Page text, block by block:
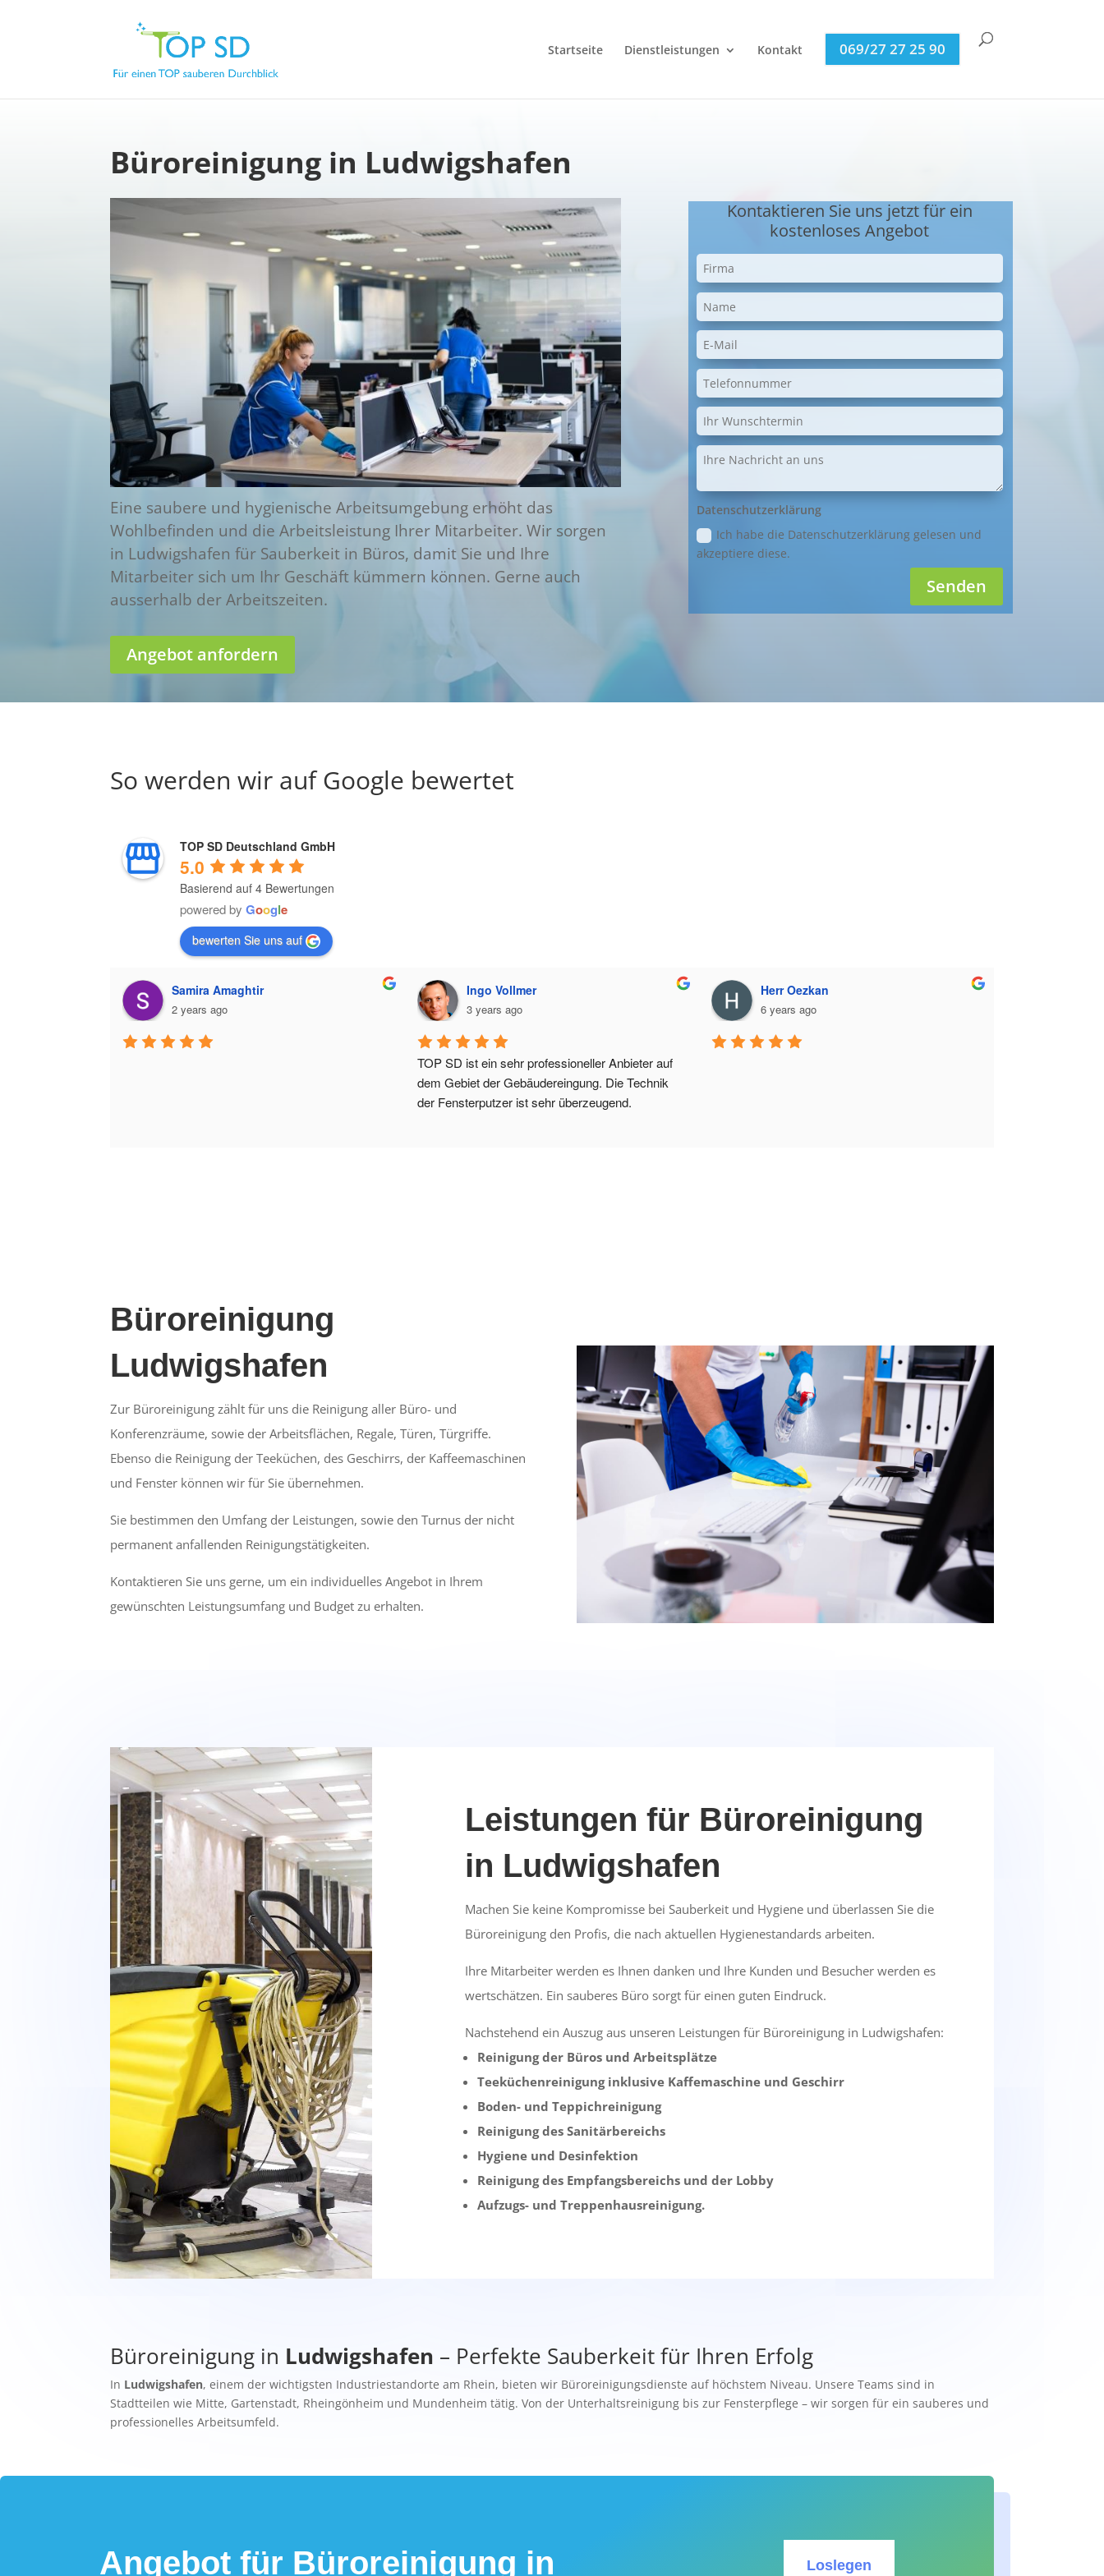
Startseite Dienstleistungen Kontakt 069/27 27 25 90
Büroreinigung in Ludwigshafen
Eine saubere und hygienische Arbeitsumgebung erhöht das
Wohlbefinden und die Arbeitsleistung Ihrer Mitarbeiter. Wir sorgen
in Ludwigshafen für Sauberkeit in Büros, damit Sie und Ihre
Mitarbeiter sich um Ihr Geschäft kümmern können. Gerne auch
ausserhalb der Arbeitszeiten.
Angebot anfordern
Kontaktieren Sie uns jetzt für ein
kostenloses Angebot
Datenschutzerklärung
Ich habe die Datenschutzerklärung gelesen und
akzeptiere diese.
Senden
So werden wir auf Google bewertet
TOP SD Deutschland GmbH
5.0
Basierend auf 4 Bewertungen
powered byGoogle
bewerten Sie uns auf
Samira Amaghtir
2 years ago
Ingo Vollmer
3 years ago
TOP SD ist ein sehr professioneller Anbieter auf
dem Gebiet der Gebäudereingung. Die Technik
der Fensterputzer ist sehr überzeugend.
Herr Oezkan
6 years ago
Büroreinigung
Ludwigshafen
Zur Büroreinigung zählt für uns die Reinigung aller Büro- und
Konferenzräume, sowie der Arbeitsflächen, Regale, Türen, Türgriffe.
Ebenso die Reinigung der Teeküchen, des Geschirrs, der Kaffeemaschinen
und Fenster können wir für Sie übernehmen.
Sie bestimmen den Umfang der Leistungen, sowie den Turnus der nicht
permanent anfallenden Reinigungstätigkeiten.
Kontaktieren Sie uns gerne, um ein individuelles Angebot in Ihrem
gewünschten Leistungsumfang und Budget zu erhalten.
Leistungen für Büroreinigung
in Ludwigshafen
Machen Sie keine Kompromisse bei Sauberkeit und Hygiene und überlassen Sie die
Büroreinigung den Profis, die nach aktuellen Hygienestandards arbeiten.
Ihre Mitarbeiter werden es Ihnen danken und Ihre Kunden und Besucher werden es
wertschätzen. Ein sauberes Büro sorgt für einen guten Eindruck.
Nachstehend ein Auszug aus unseren Leistungen für Büroreinigung in Ludwigshafen:
Reinigung der Büros und Arbeitsplätze
Teeküchenreinigung inklusive Kaffemaschine und Geschirr
Boden- und Teppichreinigung
Reinigung des Sanitärbereichs
Hygiene und Desinfektion
Reinigung des Empfangsbereichs und der Lobby
Aufzugs- und Treppenhausreinigung.
Büroreinigung in Ludwigshafen – Perfekte Sauberkeit für Ihren Erfolg
In Ludwigshafen, einem der wichtigsten Industriestandorte am Rhein, bieten wir Büroreinigungsdienste auf höchstem Niveau. Unsere Teams sind in
Stadtteilen wie Mitte, Gartenstadt, Rheingönheim und Mundenheim tätig. Von der Unterhaltsreinigung bis zur Fensterpflege – wir sorgen für ein sauberes und
professionelles Arbeitsumfeld.
Angebot für Büroreinigung in Loslegen